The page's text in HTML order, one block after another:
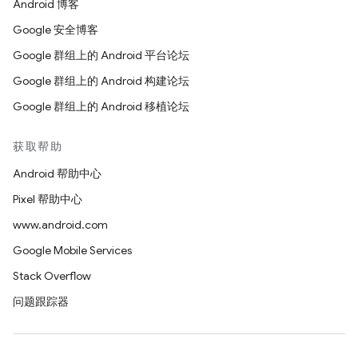
Android 博客
Google 安全博客
Google 群组上的 Android 平台论坛
Google 群组上的 Android 构建论坛
Google 群组上的 Android 移植论坛
获取帮助
Android 帮助中心
Pixel 帮助中心
www.android.com
Google Mobile Services
Stack Overflow
问题跟踪器